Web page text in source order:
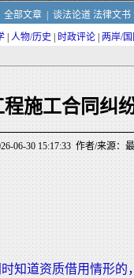
全部文章| 谈法论道 法律文书
人物/历史 时政评论 两岸/
施工合同纠
06-30 15:17:33 作者/来源：
知道资质借用情形的